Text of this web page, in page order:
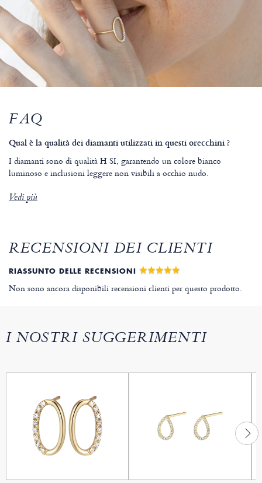
FAQ
Qual è la qualità dei diamanti utilizzati in questi orecchini ?
I diamanti sono di qualità H SI, garantendo un colore bianco
luminoso e inclusioni leggere non visibili a occhio nudo.
Vedi più
RECENSIONI DEI CLIENTI
RIASSUNTO DELLE RECENSIONI
Non sono ancora disponibili recensioni clienti per questo prodotto.
I NOSTRI SUGGERIMENTI